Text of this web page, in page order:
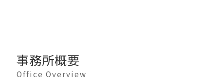
事務所概要
Office Overview